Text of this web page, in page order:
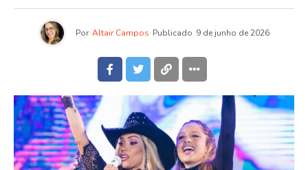
Por Altair Campos Publicado 9 de junho de 2026